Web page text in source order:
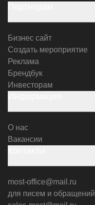
Бизнес сайт
Создать мероприятие
Реклама
Брендбук
Инвесторам
О нас
Вакансии
most-office@mail.ru
для писем и обращений